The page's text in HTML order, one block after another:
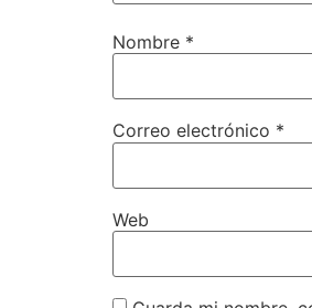
Nombre *
Correo electrónico *
Web